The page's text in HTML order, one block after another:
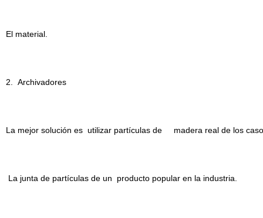
El material.
2. Archivadores
La mejor solución es utilizar partículas de madera real de los
La junta de partículas de un producto popular en la industria.